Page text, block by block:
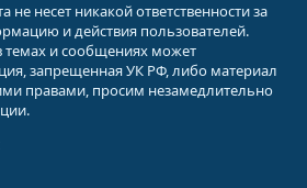
не несет никакой ответственности за
и действия пользователей.
темах и сообщениях может
запрещенная УК РФ, либо материал
правами, просим незамедлительно